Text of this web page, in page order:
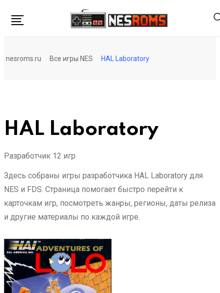
nesroms.ru Все игры NES HAL Laboratory
HAL Laboratory
Разработчик 12 игр
Здесь собраны игры разработчика HAL Laboratory для
NES и FDS. Страница помогает быстро перейти к
карточкам игр, посмотреть жанры, регионы, даты релиза
и другие материалы по каждой игре.